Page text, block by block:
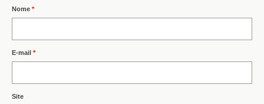
Nome *
E-mail *
Site